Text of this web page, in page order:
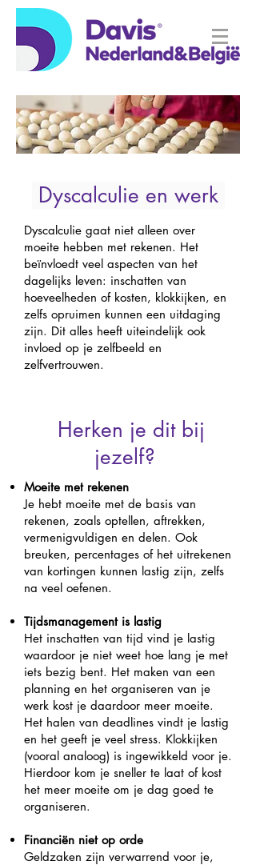
Dyscalculie gaat niet alleen over
moeite hebben met rekenen. Het
beïnvloedt veel aspecten van het
dagelijks leven: inschatten van
hoeveelheden of kosten, klokkijken, en
zelfs opruimen kunnen een uitdaging
zijn. Dit alles heeft uiteindelijk ook
invloed op je zelfbeeld en
zelfvertrouwen.
Dyscalculie en werk
Herken je dit bij
jezelf?
Moeite met rekenen
Je hebt moeite met de basis van
rekenen, zoals optellen, aftrekken,
vermenigvuldigen en delen. Ook
breuken, percentages of het uitrekenen
van kortingen kunnen lastig zijn, zelfs
na veel oefenen.
Tijdsmanagement is lastig
Het inschatten van tijd vind je lastig
waardoor je niet weet hoe lang je met
iets bezig bent. Het maken van een
planning en het organiseren van je
werk kost je daardoor meer moeite.
Het halen van deadlines vindt je lastig
en het geeft je veel stress. Klokkijken
(vooral analoog) is ingewikkeld voor je.
Hierdoor kom je sneller te laat of kost
het meer moeite om je dag goed te
organiseren.
Financiën niet op orde
Geldzaken zijn verwarrend voor je,